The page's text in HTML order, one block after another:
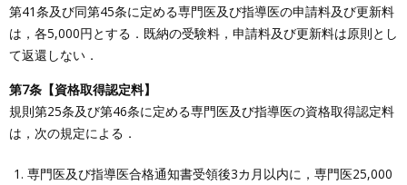
第41条及び同第45条に定める専門医及び指導医の申請料及び更新料
は，各5,000円とする．既納の受験料，申請料及び更新料は原則とし
て返還しない．
第7条【資格取得認定料】
規則第25条及び第46条に定める専門医及び指導医の資格取得認定料
は，次の規定による．
専門医及び指導医合格通知書受領後3カ月以内に，専門医25,000